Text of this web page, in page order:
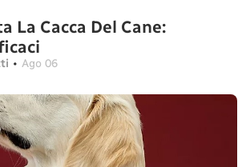
La Cacca Del Cane:
• Ago 06